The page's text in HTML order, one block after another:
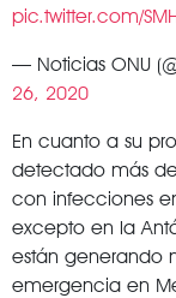
pic.twitter.com/
— Noticias ONU
26, 2020
En cuanto a su
detectado más
con infecciones
excepto en la
están generando
emergencia en